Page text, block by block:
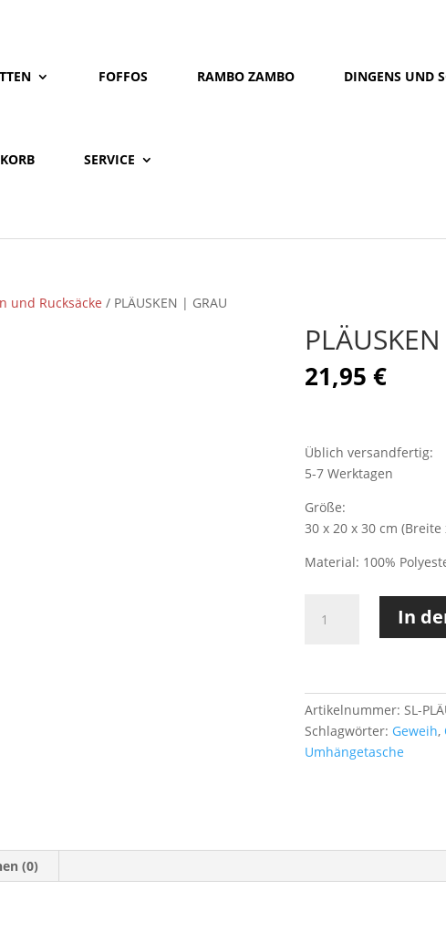
FOFFOS RAMBO ZAMBO DINGENS UND
SERVICE
und Rucksäcke / PLÄUSKEN | GRAU
21,95 €
Üblich versandfertig:
5-7 Werktagen
Größe:
30 x 20 x 30 cm (Breite
Material: 100%
In
Artikelnummer: SL-
Schlagwörter: Geweih,
Umhängetasche
(0)